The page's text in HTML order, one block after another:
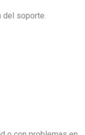
del soporte.